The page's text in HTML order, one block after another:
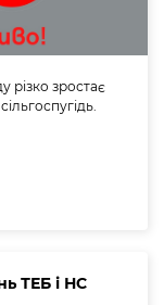
різко зростає
ТЕБ і НС